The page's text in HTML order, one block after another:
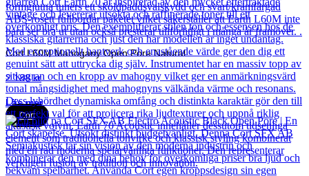
Cort L60M Mahogany Open Pore Natural
2 188kr
Läs mer
Cort